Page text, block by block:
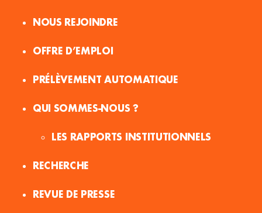
NOUS REJOINDRE
OFFRE D’EMPLOI
PRÉLÈVEMENT AUTOMATIQUE
QUI SOMMES-NOUS ?
LES RAPPORTS INSTITUTIONNELS
RECHERCHE
REVUE DE PRESSE